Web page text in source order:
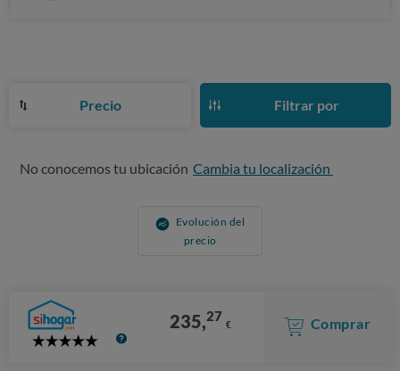
Precio Filtrar por
No conocemos tu ubicación Cambia tu localización
Evolución del
precio
5
235,27 € Comprar